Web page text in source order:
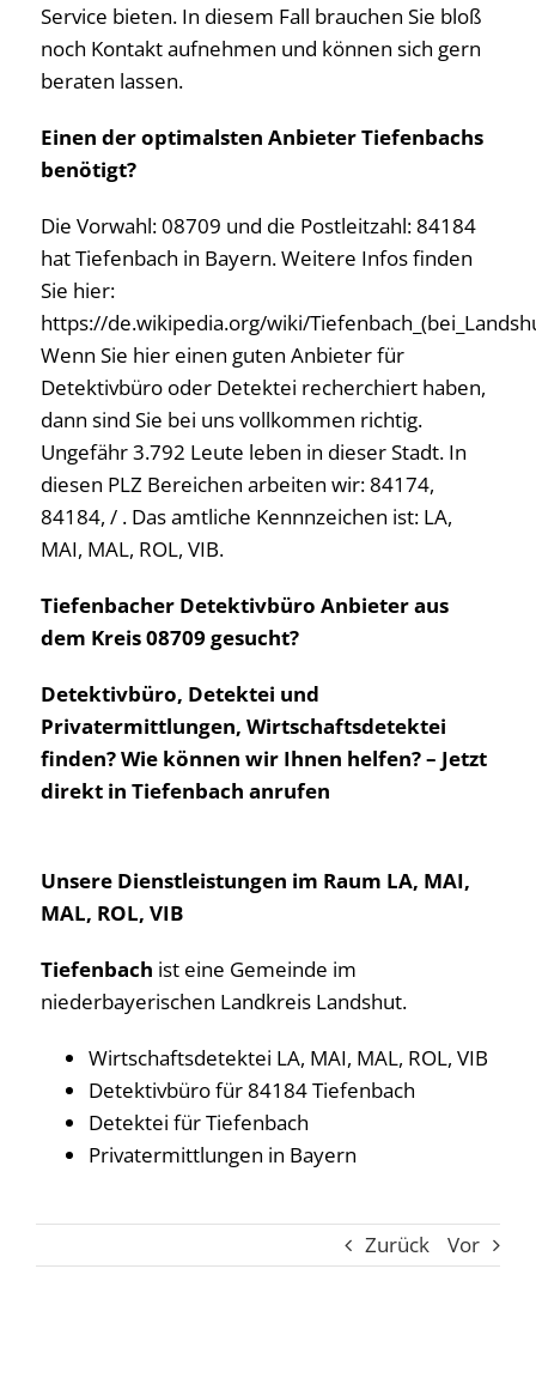
Service bieten. In diesem Fall brauchen Sie bloß
noch Kontakt aufnehmen und können sich gern
beraten lassen.
Einen der optimalsten Anbieter Tiefenbachs
benötigt?
Die Vorwahl: 08709 und die Postleitzahl: 84184
hat Tiefenbach in Bayern. Weitere Infos finden
Sie hier:
https://de.wikipedia.org/wiki/
Wenn Sie hier einen guten Anbieter für
Detektivbüro oder Detektei recherchiert haben,
dann sind Sie bei uns vollkommen richtig.
Ungefähr 3.792 Leute leben in dieser Stadt. In
diesen PLZ Bereichen arbeiten wir: 84174,
84184, / . Das amtliche Kennnzeichen ist: LA,
MAI, MAL, ROL, VIB.
Tiefenbacher Detektivbüro Anbieter aus
dem Kreis 08709 gesucht?
Detektivbüro, Detektei und
Privatermittlungen, Wirtschaftsdetektei
finden? Wie können wir Ihnen helfen? – Jetzt
direkt in Tiefenbach anrufen
Unsere Dienstleistungen im Raum LA, MAI,
MAL, ROL, VIB
Tiefenbach ist eine Gemeinde im
niederbayerischen Landkreis Landshut.
Wirtschaftsdetektei LA, MAI, MAL, ROL, VIB
Detektivbüro für 84184 Tiefenbach
Detektei für Tiefenbach
Privatermittlungen in Bayern
Zurück Vor